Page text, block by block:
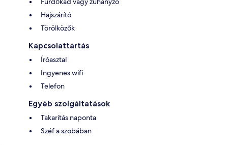
Hajszárító
Törölközők
Kapcsolattartás
Íróasztal
Ingyenes wifi
Telefon
Egyéb szolgáltatások
Takarítás naponta
Széf a szobában